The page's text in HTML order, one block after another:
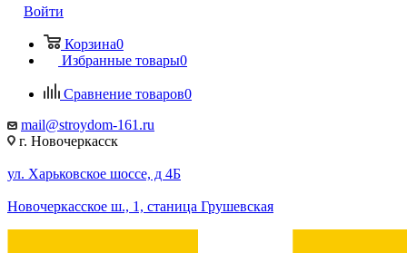
Войти
Корзина0
Избранные товары0
Сравнение товаров0
mail@stroydom-161.ru
г. Новочеркасск
ул. Харьковское шоссе, д 4Б
Новочеркасское ш., 1, станица Грушевская